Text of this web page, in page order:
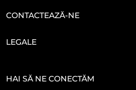
CONTACTEAZĂ-NE
LEGALE
HAI SĂ NE CONECTĂM